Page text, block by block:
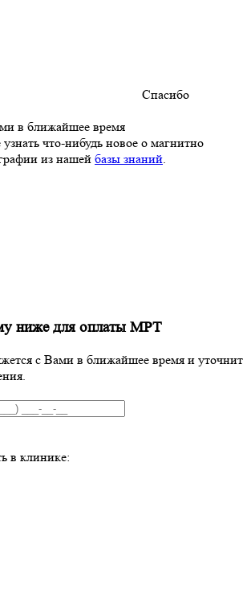
Спасибо
в ближайшее время
что-нибудь новое о магнитно
из нашей базы знаний
ниже для оплаты МРТ
с Вами в ближайшее время и уточнит
в клинике: